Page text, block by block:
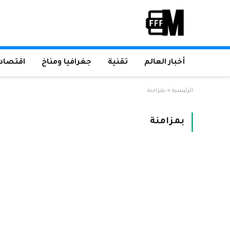
أخبار العالم تقنية جغرافيا ومناخ
الرئيسية » بمزامنة
بمزامنة